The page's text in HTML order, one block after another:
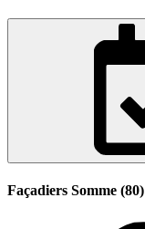
Façadiers Somme (80)